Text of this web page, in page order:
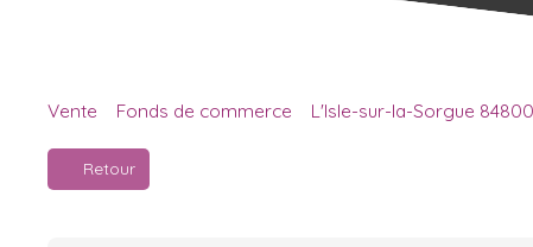
Vente Fonds de commerce L'Isle-sur-la-Sorgue 84800
Retour